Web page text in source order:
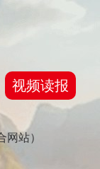
视频读报
站）